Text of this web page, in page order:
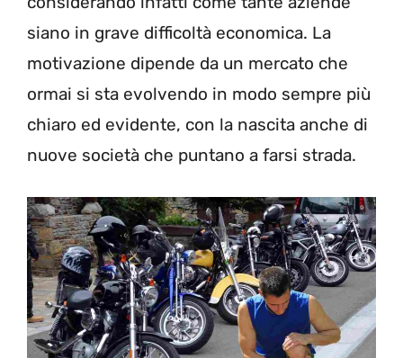
siano in grave difficoltà economica. La
motivazione dipende da un mercato che
ormai si sta evolvendo in modo sempre più
chiaro ed evidente, con la nascita anche di
nuove società che puntano a farsi strada.